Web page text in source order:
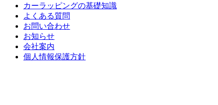
カーラッピングの基礎知識
よくある質問
お問い合わせ
お知らせ
会社案内
個人情報保護方針